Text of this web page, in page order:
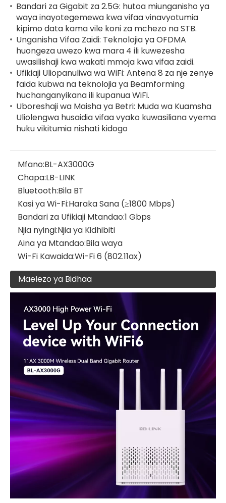
Bandari za Gigabit za 2.5G: hutoa miunganisho ya
waya inayotegemewa kwa vifaa vinavyotumia
kipimo data kama vile koni za mchezo na STB.
Unganisha Vifaa Zaidi: Teknolojia ya OFDMA
huongeza uwezo kwa mara 4 ili kuwezesha
uwasilishaji kwa wakati mmoja kwa vifaa zaidi.
Ufikiaji Uliopanuliwa wa WiFi: Antena 8 za nje zenye
faida kubwa na teknolojia ya Beamforming
huchanganyikana ili kupanua WiFi.
Uboreshaji wa Maisha ya Betri: Muda wa Kuamsha
Uliolengwa husaidia vifaa vyako kuwasiliana vyema
huku vikitumia nishati kidogo
Mfano:BL-AX3000G
Chapa:LB-LINK
Bluetooth:Bila BT
Kasi ya Wi-Fi:Haraka Sana (≥1800 Mbps)
Bandari za Ufikiaji Mtandao:1 Gbps
Njia nyingi:Njia ya Kidhibiti
Aina ya Mtandao:Bila waya
Wi-Fi Kawaida:Wi-Fi 6 (802.11ax)
Maelezo ya Bidhaa